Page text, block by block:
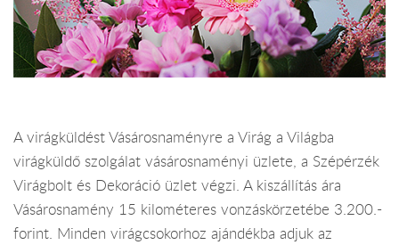
A virágküldést Vásárosnaményre a Virág a Világba
virágküldő szolgálat vásárosnaményi üzlete, a Szépérzék
Virágbolt és Dekoráció üzlet végzi. A kiszállítás ára
Vásárosnamény 15 kilométeres vonzáskörzetébe 3.200.-
forint. Minden virágcsokorhoz ajándékba adjuk az